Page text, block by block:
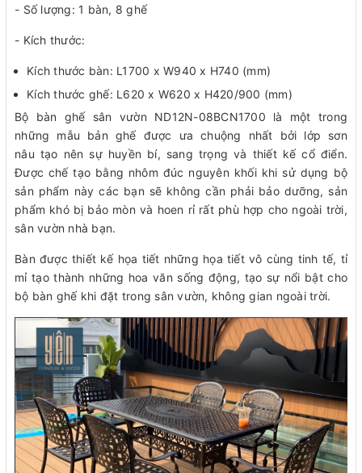
- Số lượng: 1 bàn, 8 ghế
- Kích thước:
Kích thước bàn: L1700 x W940 x H740 (mm)
Kích thước ghế: L620 x W620 x H420/900 (mm)
Bộ bàn ghế sân vườn ND12N-08BCN1700 là một trong
những mẫu bản ghế được ưa chuộng nhất bởi lớp sơn
nâu tạo nên sự huyền bí, sang trọng và thiết kế cổ điển.
Được chế tạo bằng nhôm đúc nguyên khối khi sử dụng bộ
sản phẩm này các bạn sẽ không cần phải bảo dưỡng, sản
phẩm khó bị bảo mòn và hoen rỉ rất phù hợp cho ngoài trời,
sân vườn nhà bạn.
Bàn được thiết kế họa tiết những họa tiết vô cùng tinh tế, tỉ
mỉ tạo thành những hoa văn sống động, tạo sự nổi bật cho
bộ bàn ghế khi đặt trong sân vườn, không gian ngoài trời.